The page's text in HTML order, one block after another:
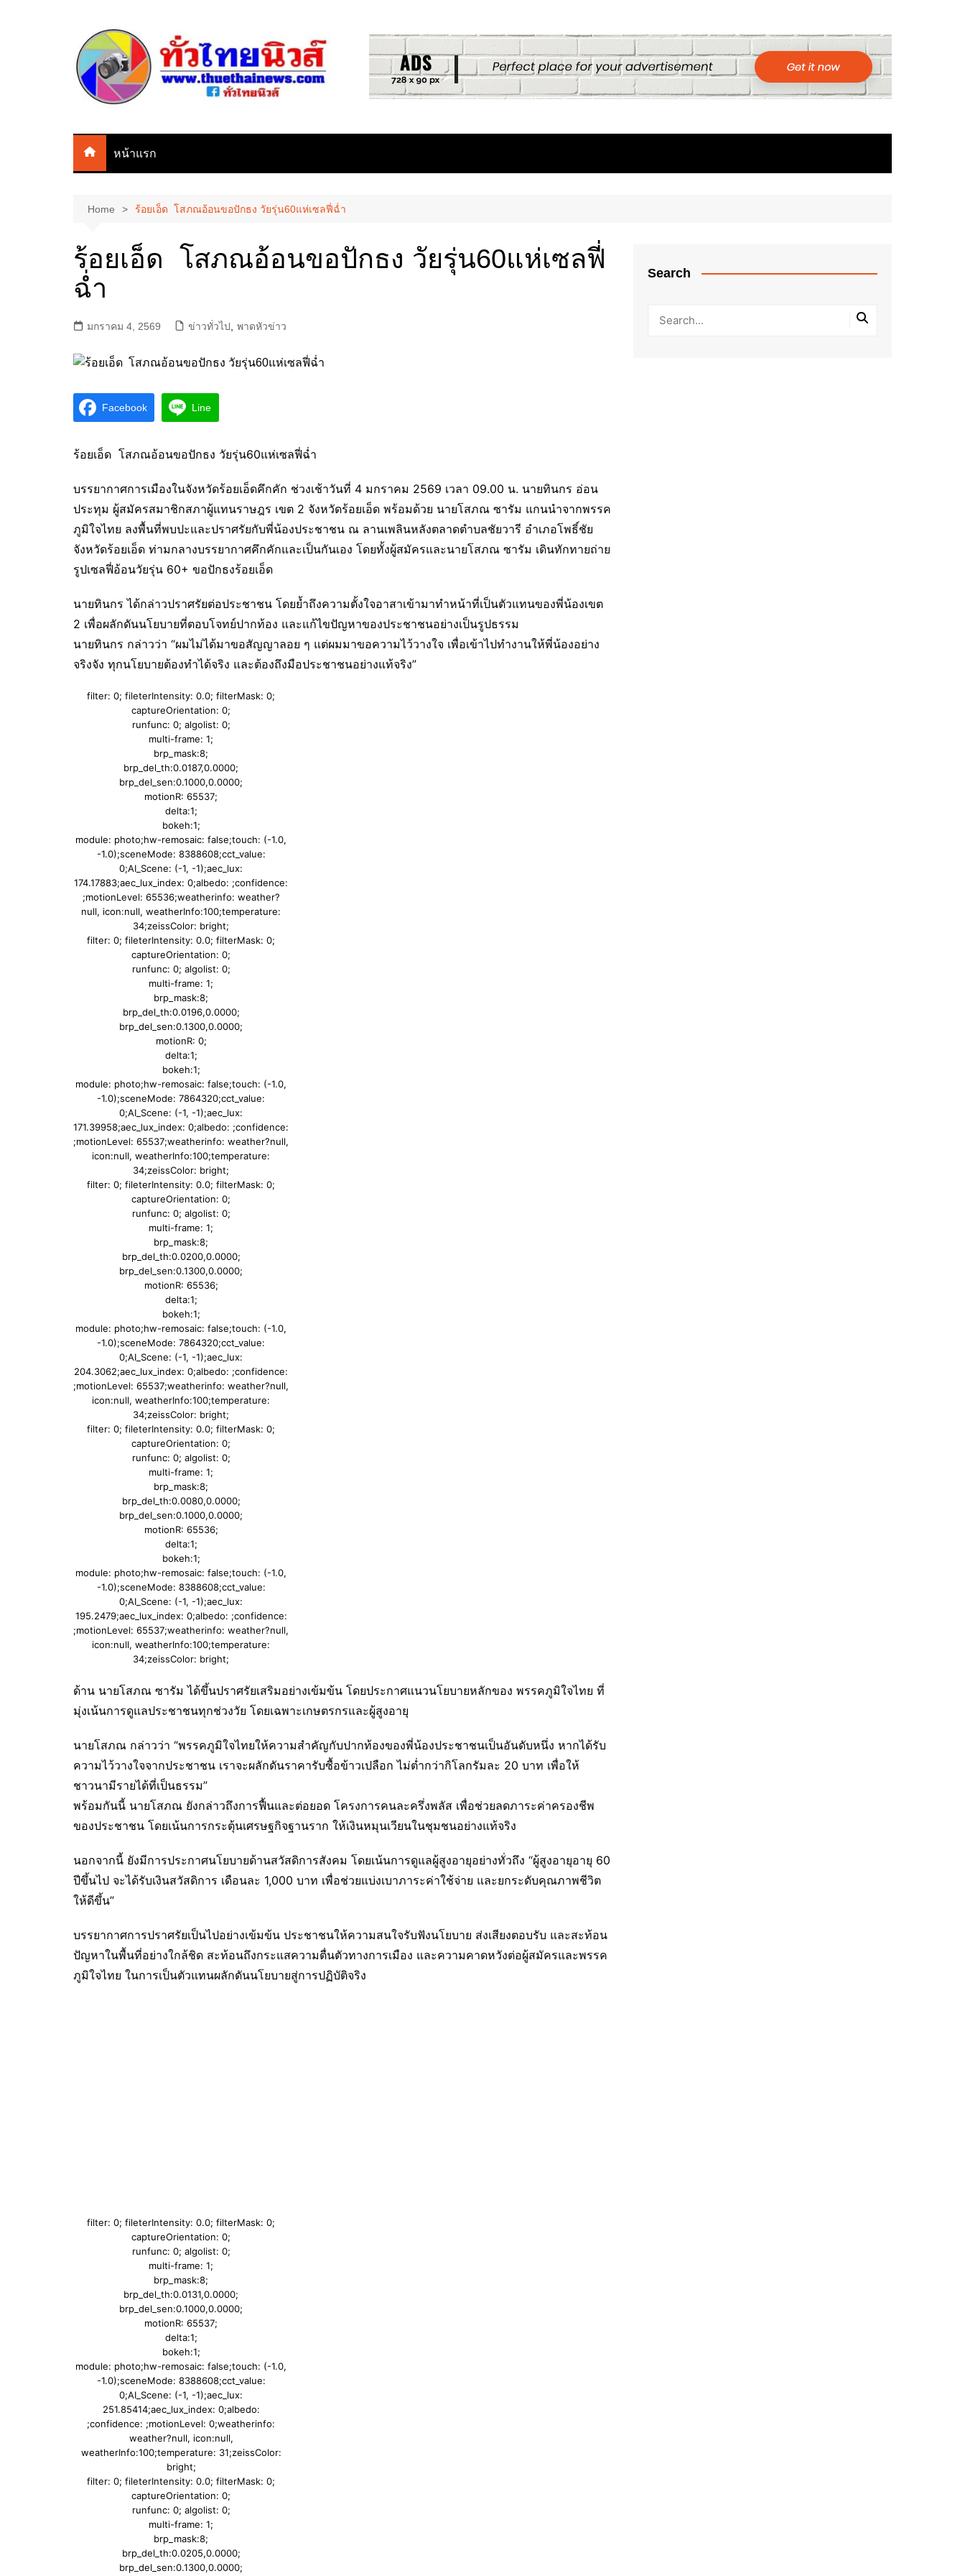
หน้าแรก
Home ร้อยเอ็ด โสภณอ้อนขอปักธง วัยรุ่น60แห่เซลฟี่ฉ่ำ
ร้อยเอ็ด โสภณอ้อนขอปักธง วัยรุ่น60แห่เซลฟี่
ฉ่ำ
มกราคม 4, 2569 ข่าวทั่วไป พาดหัวข่าว
Facebook Line
ร้อยเอ็ด โสภณอ้อนขอปักธง วัยรุ่น60แห่เซลฟี่ฉ่ำ
บรรยากาศการเมืองในจังหวัดร้อยเอ็ดคึกคัก ช่วงเช้าวันที่ 4 มกราคม 2569 เวลา 09.00 น. นายทินกร อ่อน
ประทุม ผู้สมัครสมาชิกสภาผู้แทนราษฎร เขต 2 จังหวัดร้อยเอ็ด พร้อมด้วย นายโสภณ ซารัม แกนนำจากพรรค
ภูมิใจไทย ลงพื้นที่พบปะและปราศรัยกับพี่น้องประชาชน ณ ลานเพลินหลังตลาดตำบลชัยวารี อำเภอโพธิ์ชัย
จังหวัดร้อยเอ็ด ท่ามกลางบรรยากาศคึกคักและเป็นกันเอง โดยทั้งผู้สมัครและนายโสภณ ซารัม เดินทักทายถ่าย
รูปเซลฟี่อ้อนวัยรุ่น 60+ ขอปักธงร้อยเอ็ด
นายทินกร ได้กล่าวปราศรัยต่อประชาชน โดยย้ำถึงความตั้งใจอาสาเข้ามาทำหน้าที่เป็นตัวแทนของพี่น้องเขต
2 เพื่อผลักดันนโยบายที่ตอบโจทย์ปากท้อง และแก้ไขปัญหาของประชาชนอย่างเป็นรูปธรรม
นายทินกร กล่าวว่า “ผมไม่ได้มาขอสัญญาลอย ๆ แต่ผมมาขอความไว้วางใจ เพื่อเข้าไปทำงานให้พี่น้องอย่าง
จริงจัง ทุกนโยบายต้องทำได้จริง และต้องถึงมือประชาชนอย่างแท้จริง”
filter: 0; fileterIntensity: 0.0; filterMask: 0;
captureOrientation: 0;
runfunc: 0; algolist: 0;
multi-frame: 1;
brp_mask:8;
brp_del_th:0.0187,0.0000;
brp_del_sen:0.1000,0.0000;
motionR: 65537;
delta:1;
bokeh:1;
module: photo;hw-remosaic: false;touch: (-1.0,
-1.0);sceneMode: 8388608;cct_value:
0;AI_Scene: (-1, -1);aec_lux:
174.17883;aec_lux_index: 0;albedo: ;confidence:
;motionLevel: 65536;weatherinfo: weather?
null, icon:null, weatherInfo:100;temperature:
34;zeissColor: bright;
filter: 0; fileterIntensity: 0.0; filterMask: 0;
captureOrientation: 0;
runfunc: 0; algolist: 0;
multi-frame: 1;
brp_mask:8;
brp_del_th:0.0196,0.0000;
brp_del_sen:0.1300,0.0000;
motionR: 0;
delta:1;
bokeh:1;
module: photo;hw-remosaic: false;touch: (-1.0,
-1.0);sceneMode: 7864320;cct_value:
0;AI_Scene: (-1, -1);aec_lux:
171.39958;aec_lux_index: 0;albedo: ;confidence:
;motionLevel: 65537;weatherinfo: weather?null,
icon:null, weatherInfo:100;temperature:
34;zeissColor: bright;
filter: 0; fileterIntensity: 0.0; filterMask: 0;
captureOrientation: 0;
runfunc: 0; algolist: 0;
multi-frame: 1;
brp_mask:8;
brp_del_th:0.0200,0.0000;
brp_del_sen:0.1300,0.0000;
motionR: 65536;
delta:1;
bokeh:1;
module: photo;hw-remosaic: false;touch: (-1.0,
-1.0);sceneMode: 7864320;cct_value:
0;AI_Scene: (-1, -1);aec_lux:
204.3062;aec_lux_index: 0;albedo: ;confidence:
;motionLevel: 65537;weatherinfo: weather?null,
icon:null, weatherInfo:100;temperature:
34;zeissColor: bright;
filter: 0; fileterIntensity: 0.0; filterMask: 0;
captureOrientation: 0;
runfunc: 0; algolist: 0;
multi-frame: 1;
brp_mask:8;
brp_del_th:0.0080,0.0000;
brp_del_sen:0.1000,0.0000;
motionR: 65536;
delta:1;
bokeh:1;
module: photo;hw-remosaic: false;touch: (-1.0,
-1.0);sceneMode: 8388608;cct_value:
0;AI_Scene: (-1, -1);aec_lux:
195.2479;aec_lux_index: 0;albedo: ;confidence:
;motionLevel: 65537;weatherinfo: weather?null,
icon:null, weatherInfo:100;temperature:
34;zeissColor: bright;
ด้าน นายโสภณ ซารัม ได้ขึ้นปราศรัยเสริมอย่างเข้มข้น โดยประกาศแนวนโยบายหลักของ พรรคภูมิใจไทย ที่
มุ่งเน้นการดูแลประชาชนทุกช่วงวัย โดยเฉพาะเกษตรกรและผู้สูงอายุ
นายโสภณ กล่าวว่า “พรรคภูมิใจไทยให้ความสำคัญกับปากท้องของพี่น้องประชาชนเป็นอันดับหนึ่ง หากได้รับ
ความไว้วางใจจากประชาชน เราจะผลักดันราคารับซื้อข้าวเปลือก ไม่ต่ำกว่ากิโลกรัมละ 20 บาท เพื่อให้
ชาวนามีรายได้ที่เป็นธรรม”
พร้อมกันนี้ นายโสภณ ยังกล่าวถึงการฟื้นและต่อยอด โครงการคนละครึ่งพลัส เพื่อช่วยลดภาระค่าครองชีพ
ของประชาชน โดยเน้นการกระตุ้นเศรษฐกิจฐานราก ให้เงินหมุนเวียนในชุมชนอย่างแท้จริง
นอกจากนี้ ยังมีการประกาศนโยบายด้านสวัสดิการสังคม โดยเน้นการดูแลผู้สูงอายุอย่างทั่วถึง “ผู้สูงอายุอายุ 60
ปีขึ้นไป จะได้รับเงินสวัสดิการ เดือนละ 1,000 บาท เพื่อช่วยแบ่งเบาภาระค่าใช้จ่าย และยกระดับคุณภาพชีวิต
ให้ดีขึ้น”
บรรยากาศการปราศรัยเป็นไปอย่างเข้มข้น ประชาชนให้ความสนใจรับฟังนโยบาย ส่งเสียงตอบรับ และสะท้อน
ปัญหาในพื้นที่อย่างใกล้ชิด สะท้อนถึงกระแสความตื่นตัวทางการเมือง และความคาดหวังต่อผู้สมัครและพรรค
ภูมิใจไทย ในการเป็นตัวแทนผลักดันนโยบายสู่การปฏิบัติจริง
weather?null, icon:null,
weatherInfo:100;temperature: 31;zeissColor:
bright;
filter: 0; fileterIntensity: 0.0; filterMask: 0;
captureOrientation: 0;
runfunc: 0; algolist: 0;
multi-frame: 1;
brp_mask:8;
brp_del_th:0.0205,0.0000;
brp_del_sen:0.1300,0.0000;
motionR: 0;
delta:1;
bokeh:1;
module: photo;hw-remosaic: false;touch: (-1.0,
-1.0);sceneMode: 7864320;cct_value:
0;AI_Scene: (-1, -1);aec_lux: 0.0;aec_lux_index:
0;albedo: ;confidence: ;motionLevel:
-1;weatherinfo: weather?null, icon:null,
weatherInfo:100;temperature: 31;zeissColor:
bright;
filter: 0; fileterIntensity: 0.0; filterMask: 0;
captureOrientation: 0;
runfunc: 0; algolist: 0;
multi-frame: 1;
brp_mask:0;
Search